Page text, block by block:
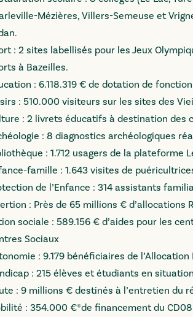
Mézières, Villers-Semeuse et
: 2 sites labellisés pour les Jeux
à Bazeilles.
: 6.118.319 € de dotation de
: 510.000 visiteurs sur les sites des
: 2 livrets éducatifs à destination des
: 8 diagnostics archéologiques
: 1.712 usagers de la plateforme
famille : 1.643 visites de
de l’Enfance : 314 assistants
: Près de 65 millions € d’allocations
sociale : 589.156 € d’aides pour les
Sociaux
: 9.179 bénéficiaires de
: 215 élèves et étudiants en
: 9 millions € destinés à l’entretien du
: 354.000 €®de financement du